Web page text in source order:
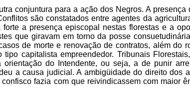
conjuntura para a ação dos Negros. A
são constatados entre agentes da
a presença episcopal nestas florestas e a
que giravam em torno da posse
de morte e renovação de contratos, além do
capitalista empreendedor. Tribunais
do Intendente, ou seja, a de punir
a causa judicial. A ambigüidade do direito dos
fazia com que reivindicassem com maior